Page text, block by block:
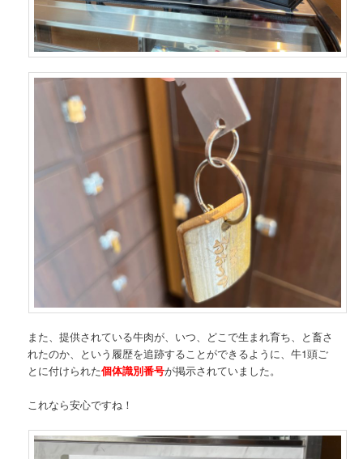
また、提供されている牛肉が、いつ、どこで生まれ育ち、と畜さ
れたのか、という履歴を追跡することができるように、牛1頭ご
とに付けられた個体識別番号が掲示されていました。
これなら安心ですね！